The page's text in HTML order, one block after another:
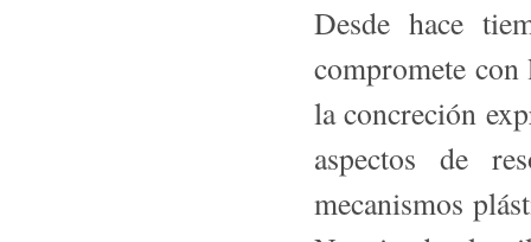
Desde hace
compromete con
la concreción
aspectos de
mecanismos